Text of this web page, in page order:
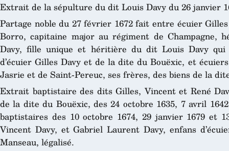
Extrait de la sépulture du dit Louis Davy du 26 janvier
Partage noble du 27 février 1672 fait entre écuier
Borro, capitaine major au régiment de Champagne,
Davy, fille unique et héritière du dit Louis Davy
d’écuier Gilles Davy et de la dite du Bouëxic, et
Jasrie et de Saint-Pereuc, ses frères, des biens de la
Extrait baptistaire des dits Gilles, Vincent et René
de la dite du Bouëxic, des 24 octobre 1635, 7 avril
baptistaires des 10 octobre 1674, 29 janvier 1679 et
Vincent Davy, et Gabriel Laurent Davy, enfans
Manseau, légalisé.